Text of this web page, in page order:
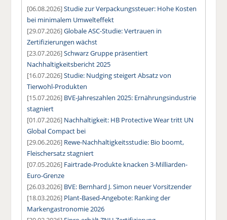
[06.08.2026]Studie zur Verpackungssteuer: Hohe Kosten
bei minimalem Umwelteffekt
[29.07.2026]Globale ASC-Studie: Vertrauen in
Zertifizierungen wächst
[23.07.2026]Schwarz Gruppe präsentiert
Nachhaltigkeitsbericht 2025
[16.07.2026]Studie: Nudging steigert Absatz von
Tierwohl-Produkten
[15.07.2026] BVE-Jahreszahlen 2025: Ernährungsindustrie
stagniert
[01.07.2026] Nachhaltigkeit: HB Protective Wear tritt UN
Global Compact bei
[29.06.2026] Rewe-Nachhaltigkeitsstudie: Bio boomt,
Fleischersatz stagniert
[07.05.2026] Fairtrade-Produkte knacken 3-Milliarden-
Euro-Grenze
[26.03.2026] BVE: Bernhard J. Simon neuer Vorsitzender
[18.03.2026] Plant-Based-Angebote: Ranking der
Markengastronomie 2026